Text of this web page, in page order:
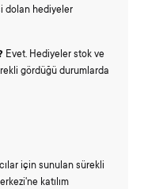
dolan hediyeler
Evet. Hediyeler stok ve
gördüğü durumlarda
için sunulan sürekli
katılım